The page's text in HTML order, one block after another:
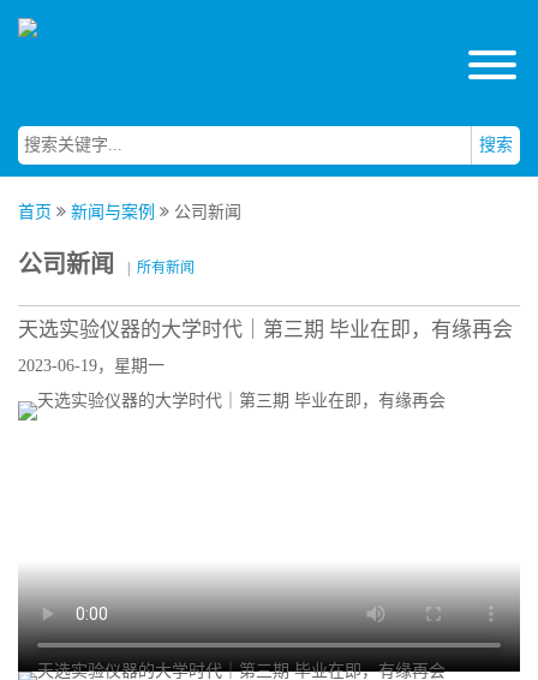
搜索
首页 新闻与案例 公司新闻
公司新闻 所有新闻
天选实验仪器的大学时代｜第三期 毕业在即，有缘再会
2023-06-19，星期一